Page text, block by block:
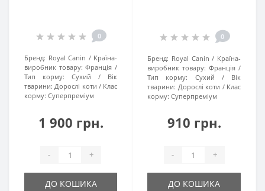
0
Бренд: Royal Canin
Країна-
виробник товару: Франція
Тип корму:
Сухий
Вік
тварини: Дорослі коти
Клас
корму: Суперпреміум
1 900 грн.
- +
ДО КОШИКА
0
Бренд: Royal Canin
Країна-
виробник товару: Франція
Тип корму:
Сухий
Вік
тварини: Дорослі коти
Клас
корму: Суперпреміум
910 грн.
- +
ДО КОШИКА